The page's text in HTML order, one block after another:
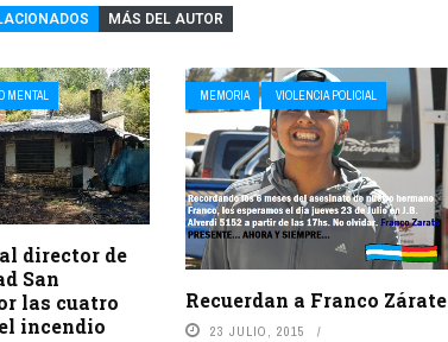
MÁS DEL AUTOR
MENTAL
director de
San
las cuatro
incendio
MEMORIA VIOLENCIA POLICIAL
Recuerdan a Franco Zárate
23 JULIO, 2015